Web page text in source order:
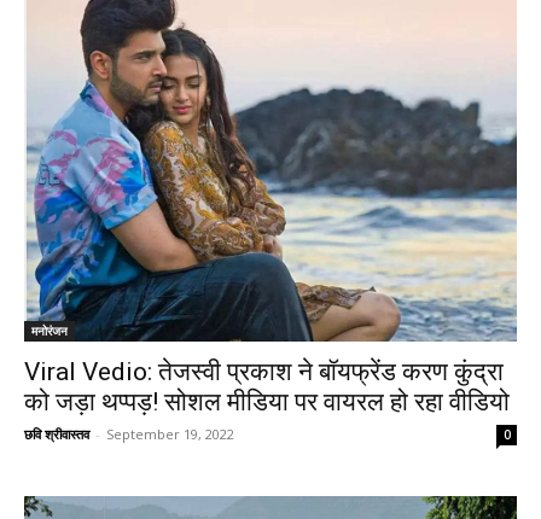
मनोरंजन
Viral Vedio: तेजस्वी प्रकाश ने बॉयफ्रेंड करण कुंद्रा
को जड़ा थप्पड़! सोशल मीडिया पर वायरल हो रहा वीडियो
छवि श्रीवास्तव - September 19, 2022 0